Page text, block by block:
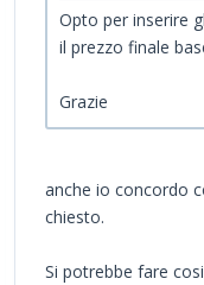
Opto per inserire
il prezzo finale
Grazie
anche io concordo
chiesto.
Si potrebbe fare